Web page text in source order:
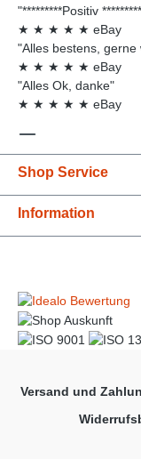
"*********Positiv
★ ★ ★ ★ ★ eBay
"Alles bestens, gerne
★ ★ ★ ★ ★ eBay
"Alles Ok, danke"
★ ★ ★ ★ ★ eBay
Shop Service
Information
Versand und